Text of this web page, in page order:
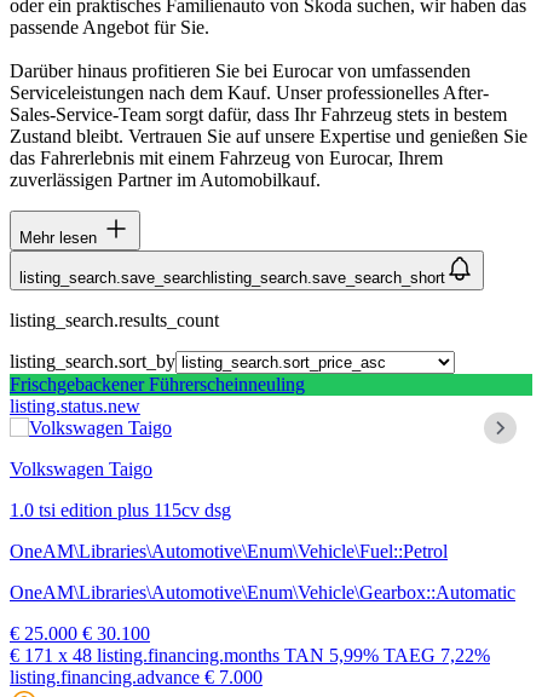
oder ein praktisches Familienauto von Skoda suchen, wir haben das
passende Angebot für Sie.
Darüber hinaus profitieren Sie bei Eurocar von umfassenden
Serviceleistungen nach dem Kauf. Unser professionelles After-
Sales-Service-Team sorgt dafür, dass Ihr Fahrzeug stets in bestem
Zustand bleibt. Vertrauen Sie auf unsere Expertise und genießen Sie
das Fahrerlebnis mit einem Fahrzeug von Eurocar, Ihrem
zuverlässigen Partner im Automobilkauf.
Mehr lesen
listing_search.save_searchlisting_search.save_search_short
listing_search.results_count
listing_search.sort_by
Frischgebackener Führerscheinneuling
listing.status.new
Volkswagen Taigo
1.0 tsi edition plus 115cv dsg
OneAM\Libraries\Automotive\Enum\Vehicle\Fuel::Petrol
OneAM\Libraries\Automotive\Enum\Vehicle\Gearbox::Automatic
€ 25.000 € 30.100
€ 171 x 48 listing.financing.months TAN 5,99% TAEG 7,22%
listing.financing.advance € 7.000